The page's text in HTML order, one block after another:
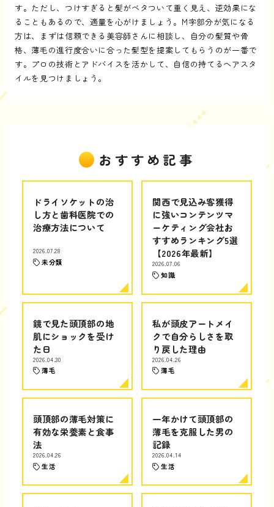
す。ただし、つけすぎると髪がベタついて重く見え、逆効果にな
ることもあるので、適量を心がけましょう。M字部分が気になる
方は、まずは信頼できる美容師さんに相談し、自分の髪質や骨
格、薄毛の進行度合いに合った髪型を提案してもらうのが一番で
す。プロの技術とアドバイスを活かして、自信の持てるヘアスタ
イルを見つけましょう。
おすすめ記事
ドライソケットの治
し方と歯科医院での
治療方法について
2026.07.28
未分類
関西で見込み客獲得
に強いコンテンツマ
ーケティング会社お
すすめランキング5選
【2026年最新】
2026.07.06
知識
鏡で見た頭頂部の地
肌にショックを受け
た日
2026.04.30
薄毛
私が頭皮アートメイ
クで自分らしさを取
り戻した理由
2026.04.26
薄毛
頭頂部の薄毛対策に
有効な栄養素と食事
法
2026.04.26
生活
一年かけて頭頂部の
薄毛を克服した男の
記録
2026.04.14
生活